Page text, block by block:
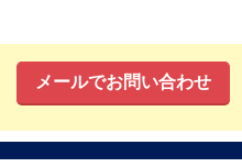
メールでお問い合わせ